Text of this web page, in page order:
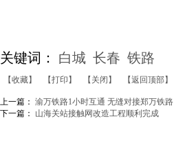
关键词： 白城 长春 铁路
【收藏】 【打印】 【关闭】
【返回顶部】
上一篇： 渝万铁路1小时互通 无缝对接郑万铁路
下一篇：
山海关站接触网改造工程顺利完成